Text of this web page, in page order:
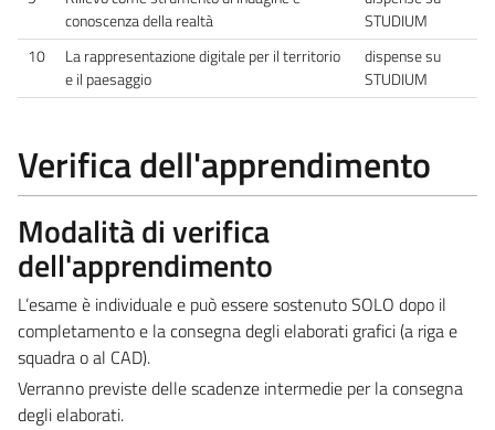
conoscenza della realtà
STUDIUM
10
La rappresentazione digitale per il territorio
e il paesaggio
dispense su
STUDIUM
Verifica dell'apprendimento
Modalità di verifica
dell'apprendimento
L’esame è individuale e può essere sostenuto SOLO dopo il
completamento e la consegna degli elaborati grafici (a riga e
squadra o al CAD).
Verranno previste delle scadenze intermedie per la consegna
degli elaborati.